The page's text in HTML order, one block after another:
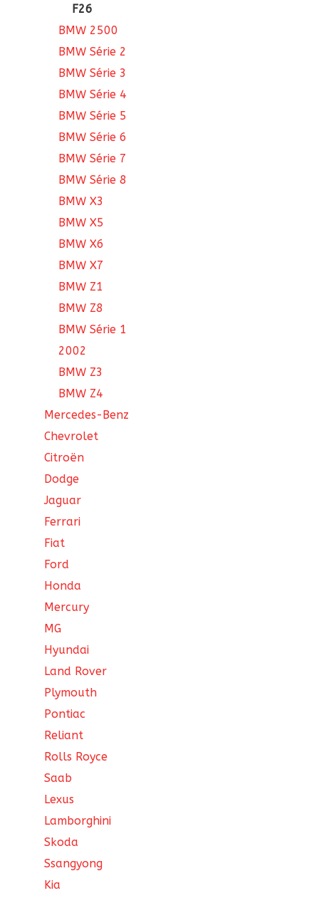
F26
BMW 2500
BMW Série 2
BMW Série 3
BMW Série 4
BMW Série 5
BMW Série 6
BMW Série 7
BMW Série 8
BMW X3
BMW X5
BMW X6
BMW X7
BMW Z1
BMW Z8
BMW Série 1
2002
BMW Z3
BMW Z4
Mercedes-Benz
Chevrolet
Citroën
Dodge
Jaguar
Ferrari
Fiat
Ford
Honda
Mercury
MG
Hyundai
Land Rover
Plymouth
Pontiac
Reliant
Rolls Royce
Saab
Lexus
Lamborghini
Skoda
Ssangyong
Kia